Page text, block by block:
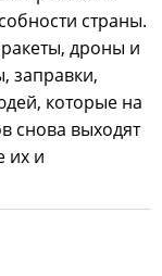
страны.
дроны и
заправки,
которые на
снова выходят
их и